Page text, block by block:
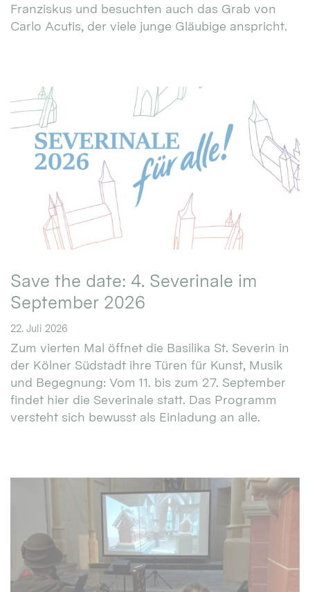
Franziskus und besuchten auch das Grab von
Carlo Acutis, der viele junge Gläubige anspricht.
Save the date: 4. Severinale im
September 2026
22. Juli 2026
Zum vierten Mal öffnet die Basilika St. Severin in
der Kölner Südstadt ihre Türen für Kunst, Musik
und Begegnung: Vom 11. bis zum 27. September
findet hier die Severinale statt. Das Programm
versteht sich bewusst als Einladung an alle.